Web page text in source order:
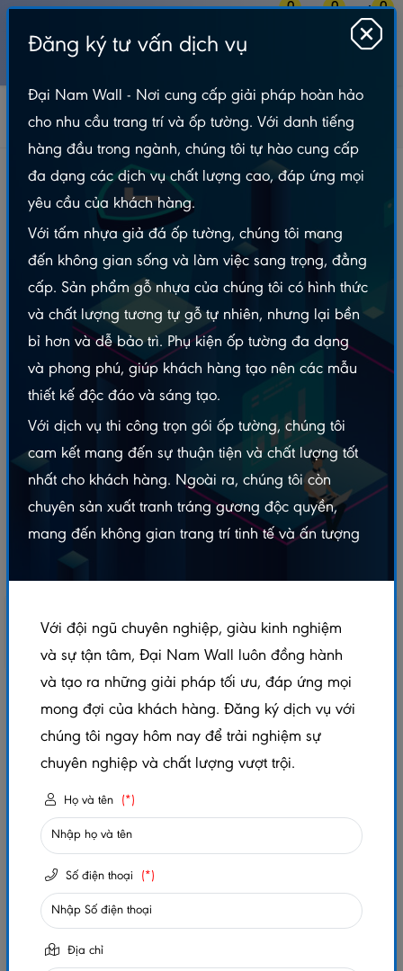
0 0 0
Robina
Sàn Gỗ Robina Lót Nền 8mm Bản Lớn – 0111
Sàn Gỗ Robina Lót Nền 8mm Bản Lớn – 0111
SÀN GỖ ROBINA LÓT NỀN 8MM BẢN LỚN –
5.0/5 (1 đánh giá) | 0 đã bán
Xem thêm thuộc tính sản phẩm
Trạng thái:
Số lần xem: 273
Chat Zalo
Đăng ký tư vấn dịch vụ
Đại Nam Wall - Nơi cung cấp giải pháp hoàn hảo
cho nhu cầu trang trí và ốp tường. Với danh tiếng
hàng đầu trong ngành, chúng tôi tự hào cung cấp
đa dạng các dịch vụ chất lượng cao, đáp ứng mọi
yêu cầu của khách hàng.
Với tấm nhựa giả đá ốp tường, chúng tôi mang
đến không gian sống và làm việc sang trọng, đẳng
cấp. Sản phẩm gỗ nhựa của chúng tôi có hình thức
và chất lượng tương tự gỗ tự nhiên, nhưng lại bền
bỉ hơn và dễ bảo trì. Phụ kiện ốp tường đa dạng
và phong phú, giúp khách hàng tạo nên các mẫu
thiết kế độc đáo và sáng tạo.
Với dịch vụ thi công trọn gói ốp tường, chúng tôi
cam kết mang đến sự thuận tiện và chất lượng tốt
nhất cho khách hàng. Ngoài ra, chúng tôi còn
chuyên sản xuất tranh tráng gương độc quyền,
mang đến không gian trang trí tinh tế và ấn tượng
Với đội ngũ chuyên nghiệp, giàu kinh nghiệm
và sự tận tâm, Đại Nam Wall luôn đồng hành
và tạo ra những giải pháp tối ưu, đáp ứng mọi
mong đợi của khách hàng. Đăng ký dịch vụ với
chúng tôi ngay hôm nay để trải nghiệm sự
chuyên nghiệp và chất lượng vượt trội.
Họ và tên (*)
Số điện thoại (*)
Địa chỉ